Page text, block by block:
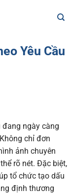
Yêu Cầu
đang ngày càng
chỉ đơn
ảnh chuyên
rõ nét. Đặc biệt,
tổ chức tạo dấu
định thương